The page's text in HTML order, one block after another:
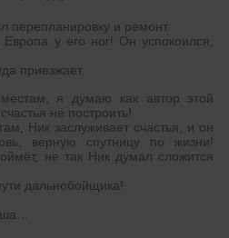
перепланировку и ремонт.
у его ног! Он успокоился,
приезжает.
я думаю как автор этой
не построить!
Ник заслуживает счастья, и он
верную спутницу по жизни!
не так Ник думал сложится
дальнобойщика!